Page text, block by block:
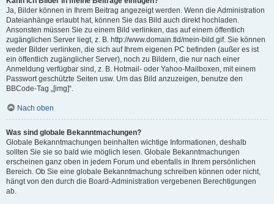
Ja, Bilder können in Ihrem Beitrag angezeigt werden. Wenn die Administration
Dateianhänge erlaubt hat, können Sie das Bild auch direkt hochladen.
Ansonsten müssen Sie zu einem Bild verlinken, das auf einem öffentlich
zugänglichen Server liegt, z. B. http://www.domain.tld/mein-bild.gif. Sie können
weder Bilder verlinken, die sich auf Ihrem eigenen PC befinden (außer es ist
ein öffentlich zugänglicher Server), noch zu Bildern, die nur nach einer
Anmeldung verfügbar sind, z. B. Hotmail- oder Yahoo-Mailboxen, mit einem
Passwort geschützte Seiten usw. Um das Bild anzuzeigen, benutze den
BBCode-Tag „[img]“.
Nach oben
Was sind globale Bekanntmachungen?
Globale Bekanntmachungen beinhalten wichtige Informationen, deshalb
sollten Sie sie so bald wie möglich lesen. Globale Bekanntmachungen
erscheinen ganz oben in jedem Forum und ebenfalls in Ihrem persönlichen
Bereich. Ob Sie eine globale Bekanntmachung schreiben können oder nicht,
hängt von den durch die Board-Administration vergebenen Berechtigungen
ab.